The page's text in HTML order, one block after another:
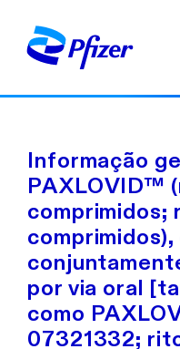
Informação
PAXLOVID™
comprimidos;
por via oral
como
07321332;